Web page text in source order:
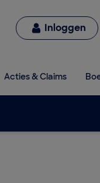
Inloggen
Acties & Claims